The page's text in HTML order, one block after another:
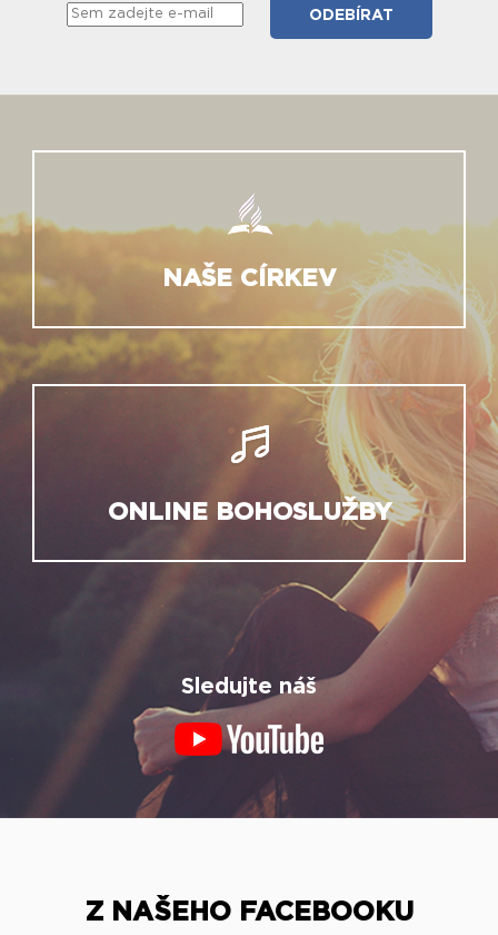
NAŠE CÍRKEV
ONLINE BOHOSLUŽBY
Sledujte náš
Z NAŠEHO FACEBOOKU